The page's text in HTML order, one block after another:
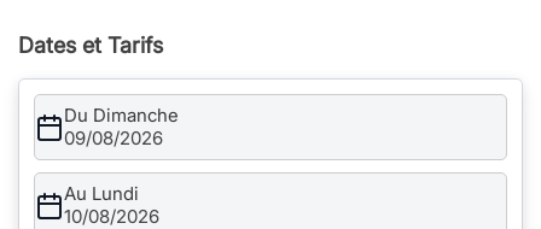
Dates et Tarifs
Du Dimanche
09/08/2026
Au Lundi
10/08/2026